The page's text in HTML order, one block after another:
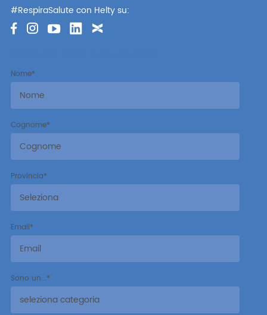
#RespiraSalute con Helty su:
Nome*
Cognome*
Provincia*
Email*
Sono un...*